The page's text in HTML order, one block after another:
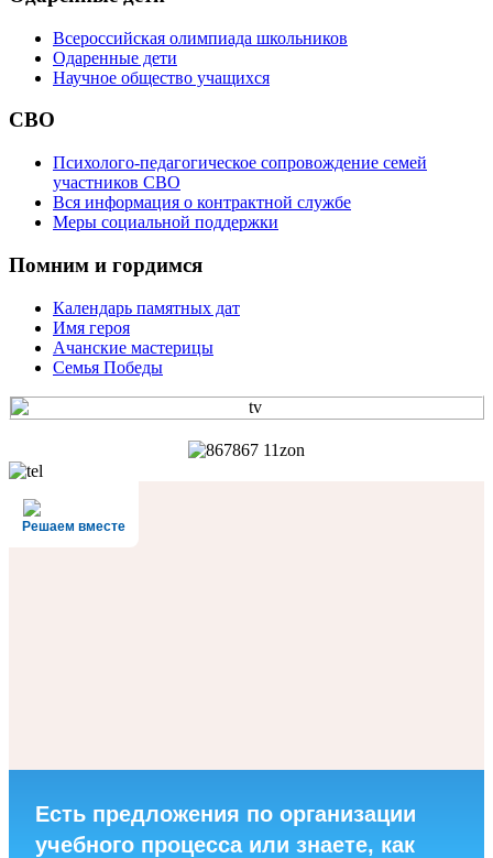
Всероссийская олимпиада школьников
Одаренные дети
Научное общество учащихся
СВО
Психолого-педагогическое сопровождение семей
участников СВО
Вся информация о контрактной службе
Меры социальной поддержки
Помним и гордимся
Календарь памятных дат
Имя героя
Ачанские мастерицы
Семья Победы
Решаем вместе
Есть предложения по организации
учебного процесса или знаете, как